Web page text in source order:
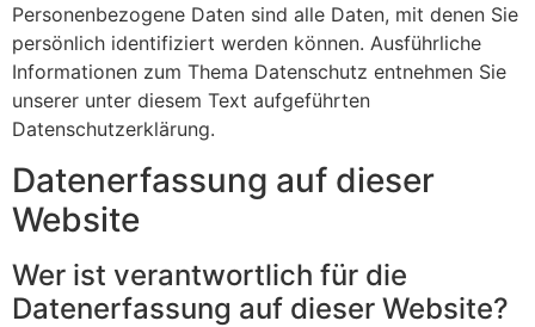
Personenbezogene Daten sind alle Daten, mit denen Sie
persönlich identifiziert werden können. Ausführliche
Informationen zum Thema Datenschutz entnehmen Sie
unserer unter diesem Text aufgeführten
Datenschutzerklärung.
Datenerfassung auf dieser
Website
Wer ist verantwortlich für die
Datenerfassung auf dieser Website?